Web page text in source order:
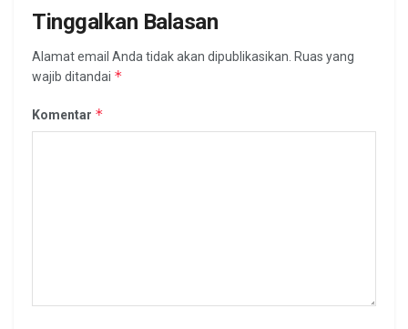
Tinggalkan Balasan
Alamat email Anda tidak akan dipublikasikan. Ruas yang
wajib ditandai *
Komentar *